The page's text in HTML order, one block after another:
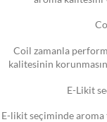
Coil zamanla
kalitesinin
E-Likit
E-likit seçiminde